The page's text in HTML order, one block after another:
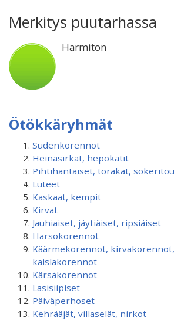
Merkitys puutarhassa
Harmiton
Ötökkäryhmät
Sudenkorennot
Heinäsirkat, hepokatit
Pihtihäntäiset, torakat,
Luteet
Kaskaat, kempit
Kirvat
Jauhiaiset, jäytiäiset, ripsiäiset
Harsokorennot
Käärmekorennot,
kaislakorennot
Kärsäkorennot
Lasisiipiset
Päiväperhoset
Kehrääjät, villaselät, nirkot